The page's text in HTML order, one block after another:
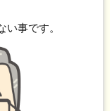
い事です。